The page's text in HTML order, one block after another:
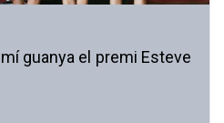
guanya el premi Esteve